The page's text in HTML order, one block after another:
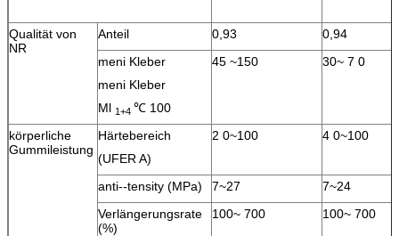
Qualität von
NR
Anteil 0,93
0,94
meni Kleber
meni Kleber
Ml 1+4 ℃ 100
45 ~150 30~ 7 0
körperliche
Gummileistung
Härtebereich
(UFER A)
2 0~100 4 0~100
anti--tensity (MPa) 7~27
7~24
Verlängerungsrate
(%)
100~ 700 100~ 700